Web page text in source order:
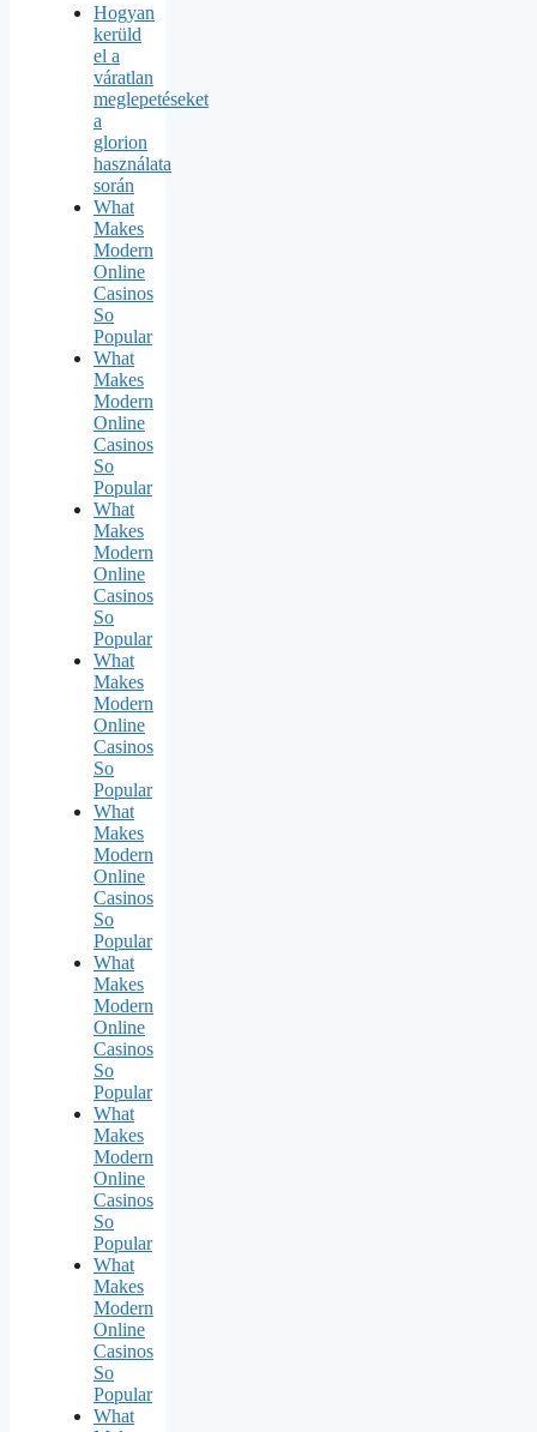
Hogyan
kerüld
el a
váratlan
meglepetéseket
a
glorion
használata
során
What
Makes
Modern
Online
Casinos
So
Popular
What
Makes
Modern
Online
Casinos
So
Popular
What
Makes
Modern
Online
Casinos
So
Popular
What
Makes
Modern
Online
Casinos
So
Popular
What
Makes
Modern
Online
Casinos
So
Popular
What
Makes
Modern
Online
Casinos
So
Popular
What
Makes
Modern
Online
Casinos
So
Popular
What
Makes
Modern
Online
Casinos
So
Popular
What